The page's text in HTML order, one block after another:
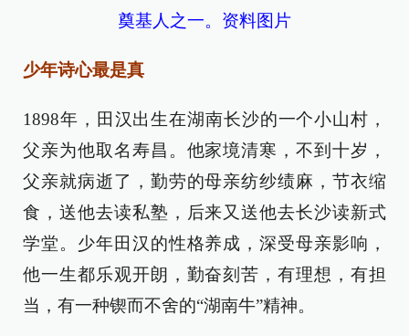
奠基人之一。资料图片
少年诗心最是真
1898年，田汉出生在湖南长沙的一个小山村，
父亲为他取名寿昌。他家境清寒，不到十岁，
父亲就病逝了，勤劳的母亲纺纱绩麻，节衣缩
食，送他去读私塾，后来又送他去长沙读新式
学堂。少年田汉的性格养成，深受母亲影响，
他一生都乐观开朗，勤奋刻苦，有理想，有担
当，有一种锲而不舍的“湖南牛”精神。